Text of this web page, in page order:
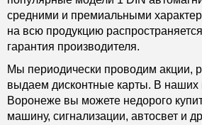
средними и премиальными
на всю продукцию
гарантия производителя.
Мы периодически проводим акции,
выдаем дисконтные карты. В наших
Воронеже вы можете недорого
машину, сигнализации, автосвет и